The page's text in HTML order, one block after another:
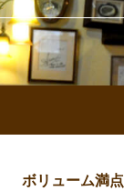
ボリューム満